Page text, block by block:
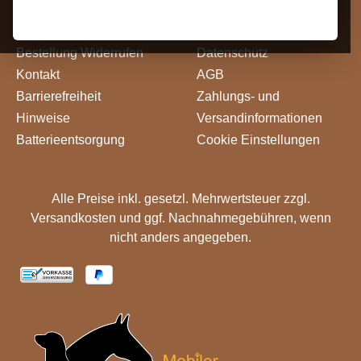
Bestellung Widerrufen
Kontakt
Barrierefreiheit
Hinweise
Batterieentsorgung
Datenschutz
AGB
Zahlungs- und
Versandinformationen
Cookie Einstellungen
Alle Preise inkl. gesetzl. Mehrwertsteuer zzgl.
Versandkosten und ggf. Nachnahmegebühren, wenn
nicht anders angegeben.